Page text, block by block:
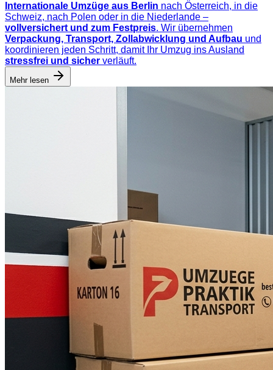
Internationale Umzüge aus Berlin nach Österreich, in die
Schweiz, nach Polen oder in die Niederlande –
vollversichert und zum Festpreis. Wir übernehmen
Verpackung, Transport, Zollabwicklung und Aufbau und
koordinieren jeden Schritt, damit Ihr Umzug ins Ausland
stressfrei und sicher verläuft.
Mehr lesen